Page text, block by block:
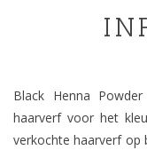
Black Henna
haarverf voor het
verkochte haarverf op